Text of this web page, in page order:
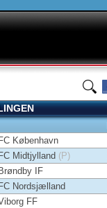
FC København
FC Midtjylland (P)
Brøndby IF
FC Nordsjælland
FF